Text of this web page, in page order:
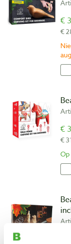
€
€
€
€